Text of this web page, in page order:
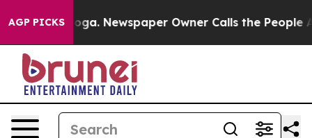
AGP PICKSNewspaper Owner Calls the People